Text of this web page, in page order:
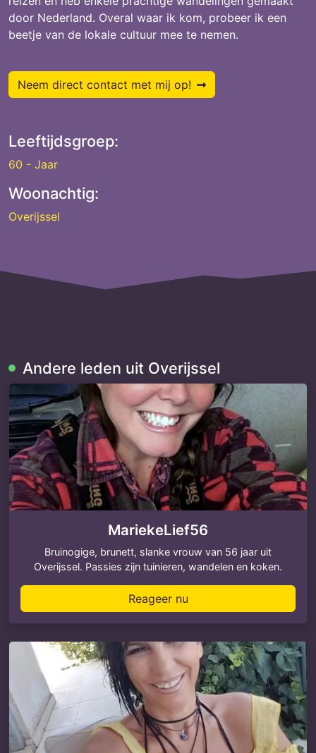
door Nederland. Overal waar ik kom, probeer ik een
beetje van de lokale cultuur mee te nemen.
Neem direct contact met mij op!
Leeftijdsgroep:
60 - Jaar
Woonachtig:
Overijssel
Andere leden uit Overijssel
MariekeLief56
Bruinogige, brunett, slanke vrouw van 56 jaar uit
Overijssel. Passies zijn tuinieren, wandelen en koken.
Reageer nu